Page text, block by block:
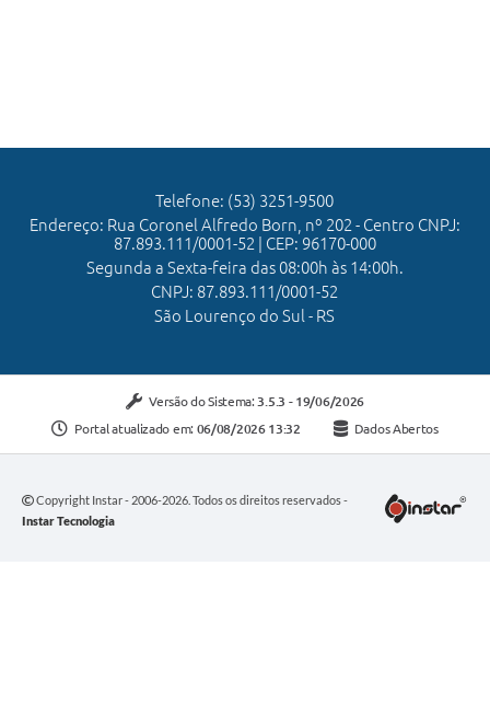
Telefone: (53) 3251-9500
Endereço: Rua Coronel Alfredo Born, nº 202 - Centro CNPJ:
87.893.111/0001-52 | CEP: 96170-000
Segunda a Sexta-feira das 08:00h às 14:00h.
CNPJ: 87.893.111/0001-52
São Lourenço do Sul - RS
Versão do Sistema: 3.5.3 - 19/06/2026
Portal atualizado em: 06/08/2026 13:32 Dados Abertos
Copyright Instar - 2006-2026. Todos os direitos reservados -
Instar Tecnologia